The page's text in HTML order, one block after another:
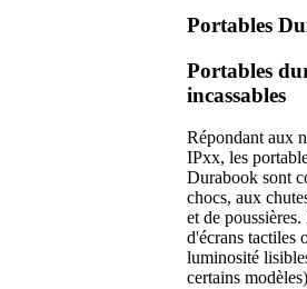
Portables
Portables
incassables
Répondant aux
IPxx, les
Durabook sont
chocs, aux
et de
d'écrans tactiles
luminosité
certains